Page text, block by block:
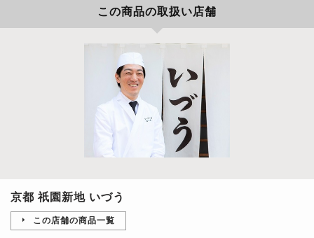
この商品の取扱い店舗
京都 祇園新地 いづう
この店舗の商品一覧